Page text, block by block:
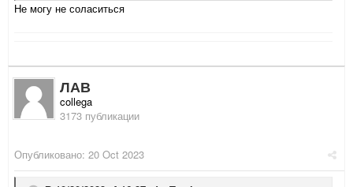
Не могу не соласиться
ЛАВ
collega
3173 публикации
Опубликовано: 20 Oct 2023